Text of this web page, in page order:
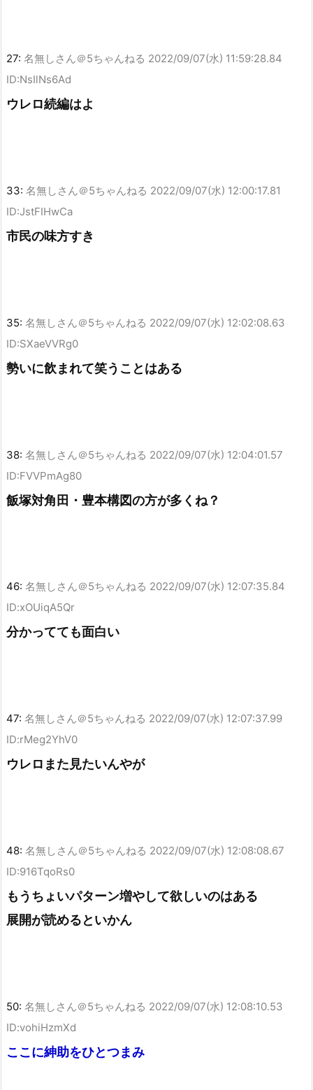
27: 名無しさん＠5ちゃんねる 2022/09/07(水) 11:59:28.84
ID:NsIlNs6Ad
ウレロ続編はよ
33: 名無しさん＠5ちゃんねる 2022/09/07(水) 12:00:17.81
ID:JstFIHwCa
市民の味方すき
35: 名無しさん＠5ちゃんねる 2022/09/07(水) 12:02:08.63
ID:SXaeVVRg0
勢いに飲まれて笑うことはある
38: 名無しさん＠5ちゃんねる 2022/09/07(水) 12:04:01.57
ID:FVVPmAg80
飯塚対角田・豊本構図の方が多くね？
46: 名無しさん＠5ちゃんねる 2022/09/07(水) 12:07:35.84
ID:xOUiqA5Qr
分かってても面白い
47: 名無しさん＠5ちゃんねる 2022/09/07(水) 12:07:37.99
ID:rMeg2YhV0
ウレロまた見たいんやが
48: 名無しさん＠5ちゃんねる 2022/09/07(水) 12:08:08.67
ID:916TqoRs0
もうちょいパターン増やして欲しいのはある
展開が読めるといかん
50: 名無しさん＠5ちゃんねる 2022/09/07(水) 12:08:10.53
ID:vohiHzmXd
ここに紳助をひとつまみ